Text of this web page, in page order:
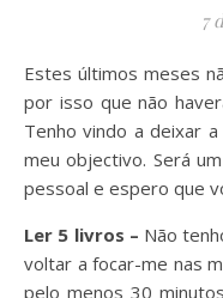
7
Estes últimos meses não têm sido nada fáceis, mas não é
por isso que não
Tenho vindo a deixar
meu objectivo. Será
pessoal e espero que
Ler 5 livros – Não
voltar a focar-me nas
pelo menos 30